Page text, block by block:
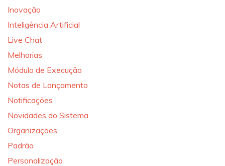
Inovação
Inteligência Artificial
Live Chat
Melhorias
Módulo de Execução
Notas de Lançamento
Notificações
Novidades do Sistema
Organizações
Padrão
Personalização